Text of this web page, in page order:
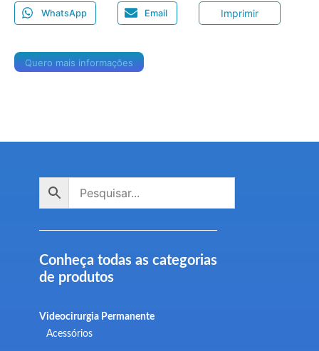
WhatsApp Email Imprimir
Quero mais informações
Conheça todas as categorias
de produtos
Videocirurgia Permanente
Acessórios